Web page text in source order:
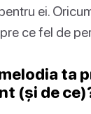
ei.
ce fel de
ta
(și de